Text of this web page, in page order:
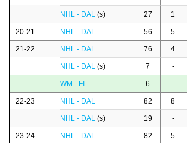
NHL - DAL (s) 27 1
20-21 NHL - DAL 56 5
21-22 NHL - DAL 76 4
NHL - DAL (s) 7 -
WM - FI 6 -
22-23 NHL - DAL 82 8
NHL - DAL (s) 19 -
23-24 NHL - DAL 82 5